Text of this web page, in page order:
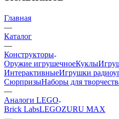
Главная
—
Каталог
—
Конструкторы
Оружие игрушечноеКуклы
ИнтерактивныеИгрушки
СюрпризыНаборы для
—
Аналоги LEGO
Brick LabsLEGOZURU MAX